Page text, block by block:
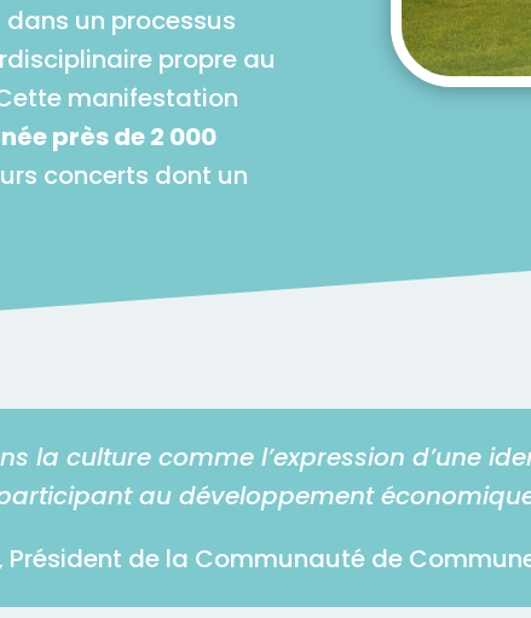
dans un processus
propre au
manifestation
près de 2 000
concerts dont un
la culture comme l’expression d’une
au développement
Président de la Communauté de